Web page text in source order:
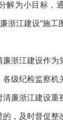
解为小目标，
浙江建设“施工
江建设作为
级纪检监察机
廉浙江建设重
，及时督促整